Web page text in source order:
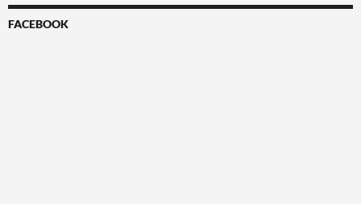
FACEBOOK